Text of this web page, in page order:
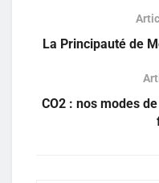
La Principauté de
CO2 : nos modes